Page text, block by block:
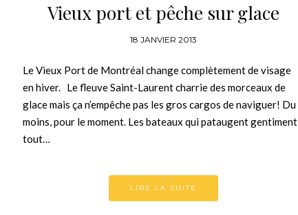
Vieux port et pêche sur glace
18 JANVIER 2013
Le Vieux Port de Montréal change complètement de visage
en hiver. Le fleuve Saint-Laurent charrie des morceaux de
glace mais ça n’empêche pas les gros cargos de naviguer! Du
moins, pour le moment. Les bateaux qui pataugent gentiment
tout…
LIRE LA SUITE